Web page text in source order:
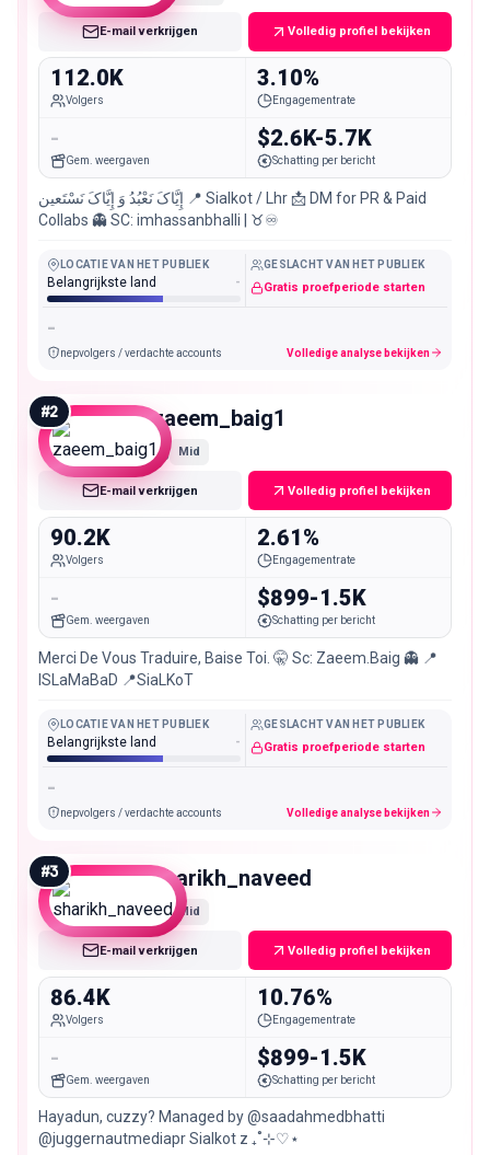
E-mail verkrijgen Volledig profiel bekijken
112.0K
Volgers
3.10%
Engagementrate
-
Gem. weergaven
$2.6K-5.7K
Schatting per bericht
إِیَّاکَ نَعْبُدُ وَ إِیَّاکَ نَسْتَعین 📍 Sialkot / Lhr 📩 DM for PR & Paid
Collabs 👻 SC: imhassanbhalli | ♉♾️
LOCATIE VAN HET PUBLIEK
Belangrijkste land -
GESLACHT VAN HET PUBLIEK
Gratis proefperiode starten
-
nepvolgers / verdachte accounts Volledige analyse bekijken
#2 zaeem_baig1
Mid
E-mail verkrijgen Volledig profiel bekijken
90.2K
Volgers
2.61%
Engagementrate
-
Gem. weergaven
$899-1.5K
Schatting per bericht
Merci De Vous Traduire, Baise Toi. 🤫 Sc: Zaeem.Baig 👻 📍
ISLaMaBaD 📍SiaLKoT
LOCATIE VAN HET PUBLIEK
Belangrijkste land -
GESLACHT VAN HET PUBLIEK
Gratis proefperiode starten
-
nepvolgers / verdachte accounts Volledige analyse bekijken
#3 sharikh_naveed
Mid
E-mail verkrijgen Volledig profiel bekijken
86.4K
Volgers
10.76%
Engagementrate
-
Gem. weergaven
$899-1.5K
Schatting per bericht
Hayadun, cuzzy? Managed by @saadahmedbhatti
@juggernautmediapr Sialkot z ₊˚⊹♡⋆